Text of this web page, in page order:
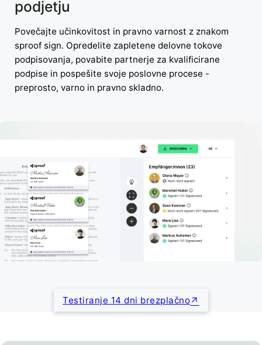
podjetju
Povečajte učinkovitost in pravno varnost z znakom
sproof sign. Opredelite zapletene delovne tokove
podpisovanja, povabite partnerje za kvalificirane
podpise in pospešite svoje poslovne procese -
preprosto, varno in pravno skladno.
Testiranje 14 dni brezplačno